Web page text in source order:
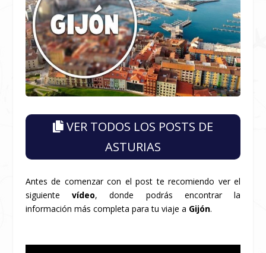
VER TODOS LOS POSTS DE
ASTURIAS
Antes de comenzar con el post te recomiendo ver el
siguiente vídeo, donde podrás encontrar la
información más completa para tu viaje a Gijón.